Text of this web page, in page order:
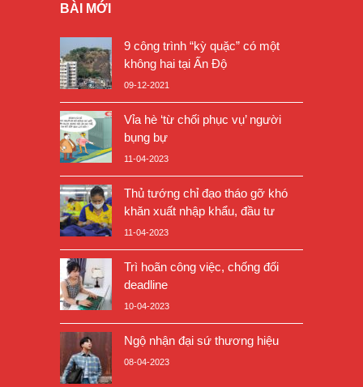
BÀI MỚI
9 công trình “kỳ quặc” có một
không hai tại Ấn Độ
09-12-2021
Vỉa hè ‘từ chối phục vụ’ người
bụng bự
11-04-2023
Thủ tướng chỉ đạo tháo gỡ khó
khăn xuất nhập khẩu, đầu tư
11-04-2023
Trì hoãn công việc, chống đối
deadline
10-04-2023
Ngộ nhận đại sứ thương hiệu
08-04-2023